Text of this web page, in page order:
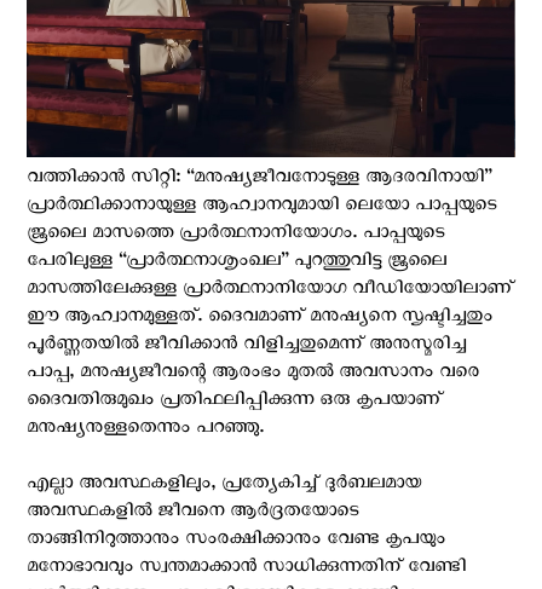
വത്തിക്കാന്‍ സിറ്റി: “മനുഷ്യജീവനോടുള്ള ആദരവിനായി”
പ്രാർത്ഥിക്കാനായുള്ള ആഹ്വാനവുമായി ലെയോ പാപ്പയുടെ
ജൂലൈ മാസത്തെ പ്രാര്‍ത്ഥനാനിയോഗം. പാപ്പയുടെ
പേരിലുള്ള “പ്രാർത്ഥനാശൃംഖല” പുറത്തുവിട്ട ജൂലൈ
മാസത്തിലേക്കുള്ള പ്രാർത്ഥനാനിയോഗ വീഡിയോയിലാണ്
ഈ ആഹ്വാനമുള്ളത്. ദൈവമാണ് മനുഷ്യനെ സൃഷ്ടിച്ചതും
പൂർണ്ണതയിൽ ജീവിക്കാൻ വിളിച്ചതുമെന്ന് അനുസ്മരിച്ച
പാപ്പ, മനുഷ്യജീവന്റെ ആരംഭം മുതൽ അവസാനം വരെ
ദൈവതിരുമുഖം പ്രതിഫലിപ്പിക്കുന്ന ഒരു കൃപയാണ്
മനുഷ്യനുള്ളതെന്നും പറഞ്ഞു.
എല്ലാ അവസ്ഥകളിലും, പ്രത്യേകിച്ച് ദുർബലമായ
അവസ്ഥകളിൽ ജീവനെ ആർദ്രതയോടെ
താങ്ങിനിറുത്താനും സംരക്ഷിക്കാനും വേണ്ട കൃപയും
മനോഭാവവും സ്വന്തമാക്കാൻ സാധിക്കുന്നതിന് വേണ്ടി